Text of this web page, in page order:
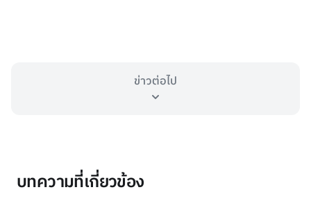
ข่าวต่อไป
บทความที่เกี่ยวข้อง